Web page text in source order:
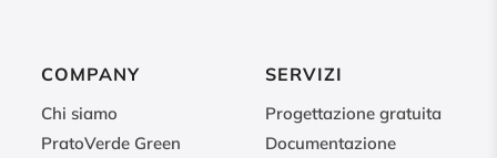
COMPANY
Chi siamo
PratoVerde Green
SERVIZI
Progettazione gratuita
Documentazione